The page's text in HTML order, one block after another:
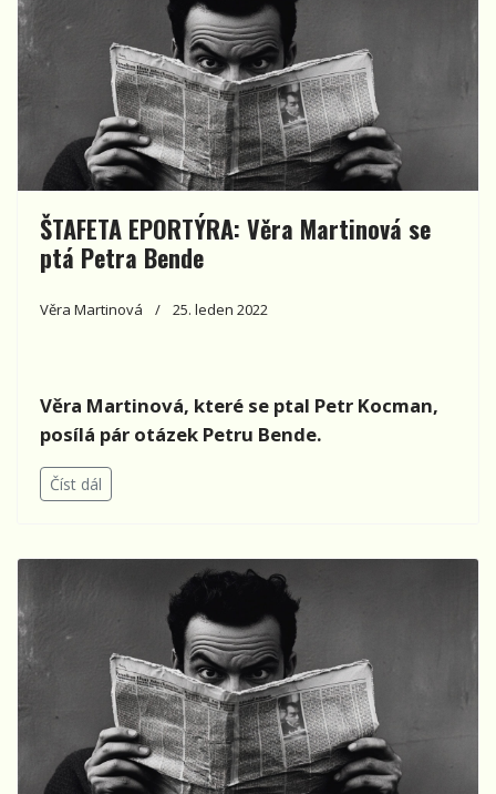
ŠTAFETA EPORTÝRA: Věra Martinová se
ptá Petra Bende
Věra Martinová 25. leden 2022
Věra Martinová, které se ptal Petr Kocman,
posílá pár otázek Petru Bende.
Číst dál